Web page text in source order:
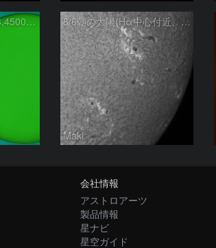
昨日の活動領域 4498,4500：2026/08/05 8/6朝の太陽(Hα中心付近、4498、4502付近)
Maki
会社情報
アストロアーツ
製品情報
星ナビ
星空ガイド